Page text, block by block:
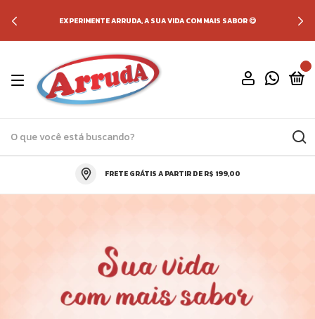
EXPERIMENTE ARRUDA, A SUA VIDA COM MAIS SABOR 😋
FRETE GRÁTIS A PARTIR DE R$ 199,00